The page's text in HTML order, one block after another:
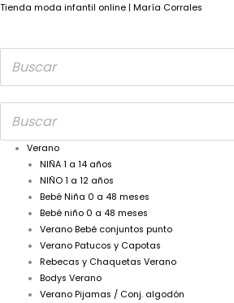
Tienda moda infantil online | María Corrales
Verano
NIÑA 1 a 14 años
NIÑO 1 a 12 años
Bebé Niña 0 a 48 meses
Bebé niño 0 a 48 meses
Verano Bebé conjuntos punto
Verano Patucos y Capotas
Rebecas y Chaquetas Verano
Bodys Verano
Verano Pijamas / Conj. algodón